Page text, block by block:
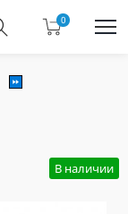
0
В наличии